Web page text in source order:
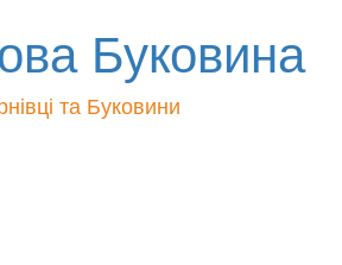
Буковина
та Буковини